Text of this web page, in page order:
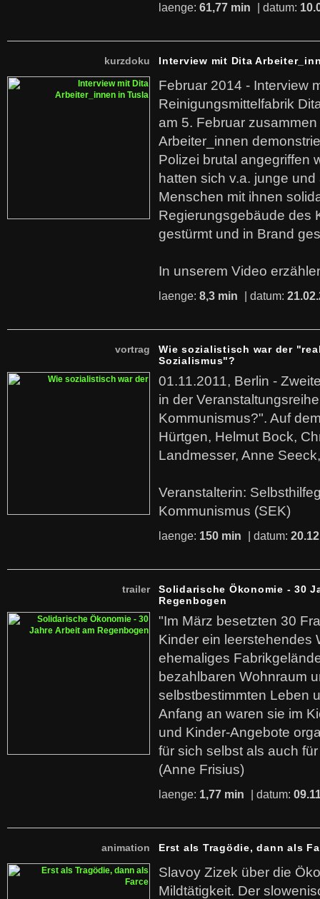
laenge: 61,77 min | datum:
kurzdoku Interview mit Dita
Februar 2014 - Interview
Reinigungsmittelfabrik
am 5. Februar
Arbeiter_innen
Polizei brutal angegriffen
hatten sich v.a. junge
Menschen mit ihnen
Regierungsgebäude des
gestürmt und in Brand
In unserem Video
laenge: 8,3 min | datum:
vortrag
Wie sozialistisch war der
Sozialismus"?
01.11.2011, Berlin -
in der
Kommunismus?". Auf
Hürtgen, Helmut Bock,
Landmesser, Anne
Veranstalterin:
Kommunismus (SEK)
laenge: 150 min | datum:
trailer
Solidarische Ökonomie - 30
Regenbogen
"Im März besetzten 30
Kinder ein leerstehendes
ehemaliges
bezahlbaren Wohnraum
selbstbestimmten Leben
Anfang an waren sie im
und Kinder-Angebote
für sich selbst als auch
(Anne Frisius)
laenge: 1,77 min | datum:
animation Erst als Tragödie, dann als
Slavoy Zizek über die
Mildtätigkeit. Der